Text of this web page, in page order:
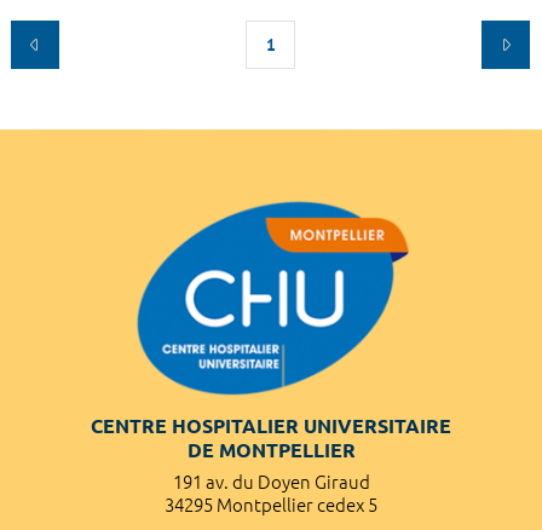
1
CENTRE HOSPITALIER UNIVERSITAIRE
DE MONTPELLIER
191 av. du Doyen Giraud
34295 Montpellier cedex 5